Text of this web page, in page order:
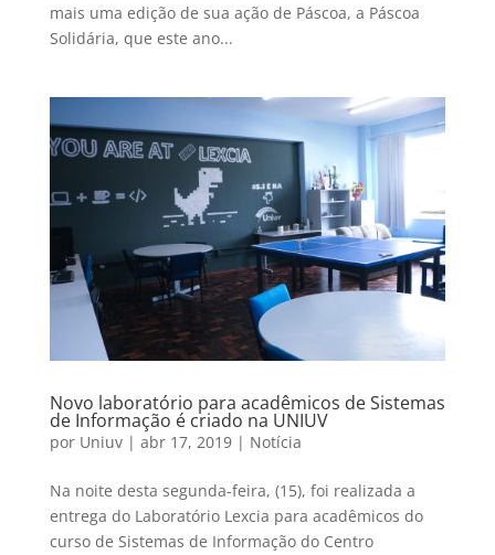
mais uma edição de sua ação de Páscoa, a Páscoa
Solidária, que este ano...
Novo laboratório para acadêmicos de Sistemas
de Informação é criado na UNIUV
por Uniuv| abr 17, 2019| Notícia
Na noite desta segunda-feira, (15), foi realizada a
entrega do Laboratório Lexcia para acadêmicos do
curso de Sistemas de Informação do Centro